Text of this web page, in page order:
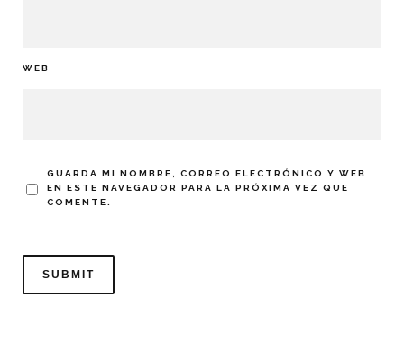
WEB
GUARDA MI NOMBRE, CORREO ELECTRÓNICO Y WEB
EN ESTE NAVEGADOR PARA LA PRÓXIMA VEZ QUE
COMENTE.